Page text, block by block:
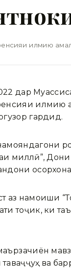
илмию
дар
илмию
гардид.
миллӣ”,
аз намоиши
тоҷик, ки
ва